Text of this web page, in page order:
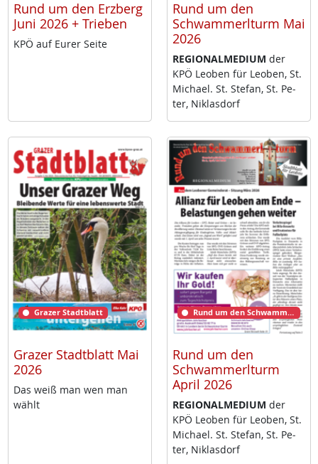
Rund um den Erzberg
Juni 2026 + Trieben
KPÖ auf Eu­rer Sei­te
Rund um den
Schwammerlturm Mai
2026
RE­GIO­NAL­ME­DI­UM der
KPÖ Leo­ben für Leo­ben, St.
Mi­cha­el. St. Ste­fan, St. Pe­
ter, Niklas­dorf
Grazer Stadtblatt
Grazer Stadtblatt Mai
2026
Das weiß man wen man
wählt
Rund um den Schwammerlturm
Rund um den
Schwammerlturm
April 2026
RE­GIO­NAL­ME­DI­UM der
KPÖ Leo­ben für Leo­ben, St.
Mi­cha­el. St. Ste­fan, St. Pe­
ter, Niklas­dorf